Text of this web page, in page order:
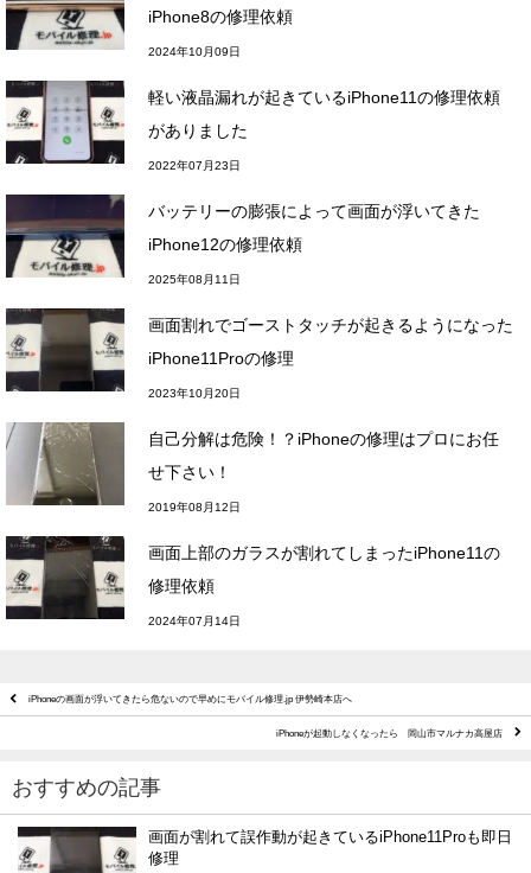
iPhone8の修理依頼
2024年10月09日
軽い液晶漏れが起きているiPhone11の修理依頼
がありました
2022年07月23日
バッテリーの膨張によって画面が浮いてきた
iPhone12の修理依頼
2025年08月11日
画面割れでゴーストタッチが起きるようになった
iPhone11Proの修理
2023年10月20日
自己分解は危険！？iPhoneの修理はプロにお任
せ下さい！
2019年08月12日
画面上部のガラスが割れてしまったiPhone11の
修理依頼
2024年07月14日
iPhoneの画面が浮いてきたら危ないので早めにモバイル修理.jp 伊勢崎本店へ
iPhoneが起動しなくなったら 岡山市マルナカ高屋店
おすすめの記事
画面が割れて誤作動が起きているiPhone11Proも即日
修理